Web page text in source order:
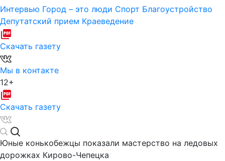
Интервью Город – это люди Спорт Благоустройство
Депутатский прием Краеведение
Скачать газету
Мы в контакте
12+
Скачать газету
Юные конькобежцы показали мастерство на ледовых
дорожках Кирово-Чепецка